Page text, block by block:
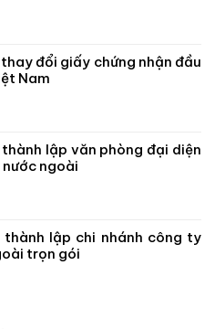
đổi giấy chứng nhận đầu
Nam
thành lập văn phòng đại diện
ngoài
thành lập chi nhánh công ty
trọn gói